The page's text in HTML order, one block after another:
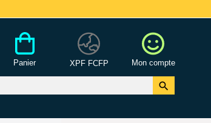
Panier XPF FCFP Mon compte
